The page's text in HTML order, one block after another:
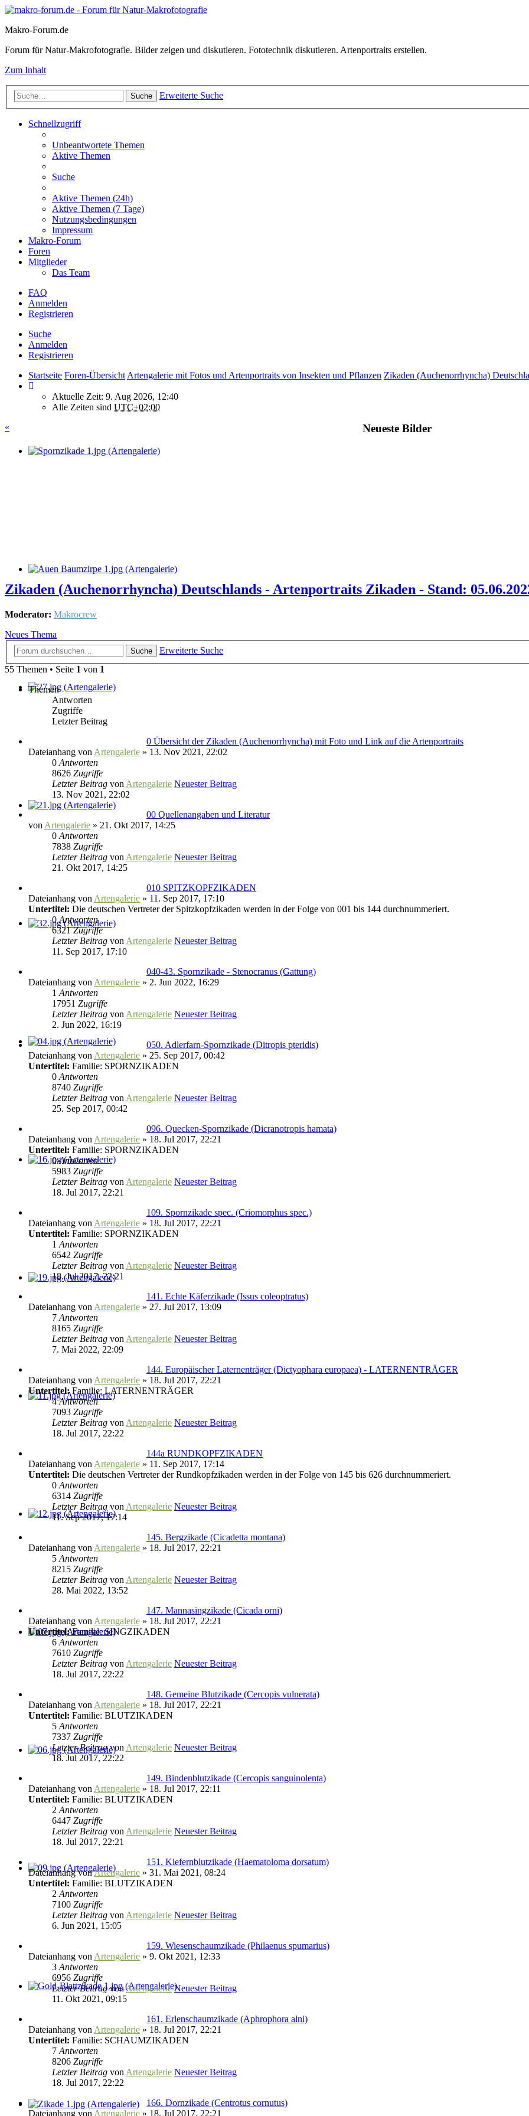
Makro-Forum.de
Forum für Natur-Makrofotografie. Bilder zeigen und diskutieren. Fototechnik diskutieren. Artenportraits erstellen.
Zum Inhalt
Suche Erweiterte Suche
Schnellzugriff
Unbeantwortete Themen
Aktive Themen
Suche
Aktive Themen (24h)
Aktive Themen (7 Tage)
Nutzungsbedingungen
Impressum
Makro-Forum
Foren
Mitglieder
Das Team
FAQ
Anmelden
Registrieren
Suche
Anmelden
Registrieren
Startseite Foren-Übersicht Artengalerie mit Fotos und Artenportraits von Insekten und Pflanzen Zikaden (Auchenorrhyncha)
Aktuelle Zeit: 9. Aug 2026, 12:40
Alle Zeiten sind UTC+02:00
«
Neueste Bilder
Zikaden (Auchenorrhyncha) Deutschlands - Artenportraits Zikaden - Stand:
Moderator: Makrocrew
Neues Thema
Suche
Erweiterte Suche
55 Themen • Seite 1 von 1
Themen
Antworten
Zugriffe
Letzter Beitrag
0 Übersicht der Zikaden (Auchenorrhyncha) mit Foto und Link auf die Artenportraits
Dateianhang von Artengalerie » 13. Nov 2021, 22:02
0 Antworten
8626 Zugriffe
Letzter Beitrag von Artengalerie Neuester Beitrag
13. Nov 2021, 22:02
00 Quellenangaben und Literatur
von Artengalerie » 21. Okt 2017, 14:25
0 Antworten
7838 Zugriffe
Letzter Beitrag von Artengalerie Neuester Beitrag
21. Okt 2017, 14:25
010 SPITZKOPFZIKADEN
Dateianhang von Artengalerie » 11. Sep 2017, 17:10
Untertitel: Die deutschen Vertreter der Spitzkopfzikaden werden in der Folge von 001 bis 144 durchnummeriert.
0Antworten
6321Zugriffe
Letzter Beitrag von Artengalerie Neuester Beitrag
11. Sep 2017, 17:10
040-43. Spornzikade - Stenocranus (Gattung)
Dateianhang von Artengalerie » 2. Jun 2022, 16:29
1 Antworten
17951 Zugriffe
Letzter Beitrag von Artengalerie Neuester Beitrag
2. Jun 2022, 16:19
050. Adlerfarn-Spornzikade (Ditropis pteridis)
Dateianhang von Artengalerie » 25. Sep 2017, 00:42
Untertitel: Familie: SPORNZIKADEN
0 Antworten
8740 Zugriffe
Letzter Beitrag von Artengalerie Neuester Beitrag
25. Sep 2017, 00:42
096. Quecken-Spornzikade (Dicranotropis hamata)
Dateianhang von Artengalerie » 18. Jul 2017, 22:21
Untertitel: Familie: SPORNZIKADEN
0Antworten
5983 Zugriffe
Letzter Beitrag von Artengalerie Neuester Beitrag
18. Jul 2017, 22:21
109. Spornzikade spec. (Criomorphus spec.)
Dateianhang von Artengalerie » 18. Jul 2017, 22:21
Untertitel: Familie: SPORNZIKADEN
1 Antworten
6542 Zugriffe
Letzter Beitrag von Artengalerie Neuester Beitrag
18. Jul 2017, 22:21
141. Echte Käferzikade (Issus coleoptratus)
Dateianhang von Artengalerie » 27. Jul 2017, 13:09
7 Antworten
8165 Zugriffe
Letzter Beitrag von Artengalerie Neuester Beitrag
7. Mai 2022, 22:09
144. Europäischer Laternenträger (Dictyophara europaea) - LATERNENTRÄGER
Dateianhang von Artengalerie » 18. Jul 2017, 22:21
Untertitel:Familie: LATERNENTRÄGER
4Antworten
7093 Zugriffe
Letzter Beitrag von Artengalerie Neuester Beitrag
18. Jul 2017, 22:22
144a RUNDKOPFZIKADEN
Dateianhang von Artengalerie » 11. Sep 2017, 17:14
Untertitel: Die deutschen Vertreter der Rundkopfzikaden werden in der Folge von 145 bis 626 durchnummeriert.
0 Antworten
6314 Zugriffe
Letzter Beitrag von Artengalerie Neuester Beitrag
11. Sep 2017, 17:14
145. Bergzikade (Cicadetta montana)
Dateianhang von Artengalerie » 18. Jul 2017, 22:21
5 Antworten
8215 Zugriffe
Letzter Beitrag von Artengalerie Neuester Beitrag
28. Mai 2022, 13:52
147. Mannasingzikade (Cicada orni)
Dateianhang von Artengalerie » 18. Jul 2017, 22:21
Untertitel:Familie: SINGZIKADEN
6 Antworten
7610 Zugriffe
Letzter Beitrag von Artengalerie Neuester Beitrag
18. Jul 2017, 22:22
148. Gemeine Blutzikade (Cercopis vulnerata)
Dateianhang von Artengalerie » 18. Jul 2017, 22:21
Untertitel: Familie: BLUTZIKADEN
5 Antworten
7337 Zugriffe
Letzter Beitragvon Artengalerie Neuester Beitrag
18. Jul 2017, 22:22
149. Bindenblutzikade (Cercopis sanguinolenta)
Dateianhang von Artengalerie » 18. Jul 2017, 22:11
Untertitel: Familie: BLUTZIKADEN
2 Antworten
6447 Zugriffe
Letzter Beitrag von Artengalerie Neuester Beitrag
18. Jul 2017, 22:21
151. Kiefernblutzikade (Haematoloma dorsatum)
DateianhangvonArtengalerie » 31. Mai 2021, 08:24
Untertitel: Familie: BLUTZIKADEN
2 Antworten
7100 Zugriffe
Letzter Beitrag von Artengalerie Neuester Beitrag
6. Jun 2021, 15:05
159. Wiesenschaumzikade (Philaenus spumarius)
Dateianhang von Artengalerie » 9. Okt 2021, 12:33
3 Antworten
6956 Zugriffe
Letzter BeitragvonArtengalerie Neuester Beitrag
11. Okt 2021, 09:15
161. Erlenschaumzikade (Aphrophora alni)
Dateianhang von Artengalerie » 18. Jul 2017, 22:21
Untertitel: Familie: SCHAUMZIKADEN
7 Antworten
8206 Zugriffe
Letzter Beitrag von Artengalerie Neuester Beitrag
18. Jul 2017, 22:22
166. Dornzikade (Centrotus cornutus)
Dateianhang von Artengalerie » 18. Jul 2017, 22:21